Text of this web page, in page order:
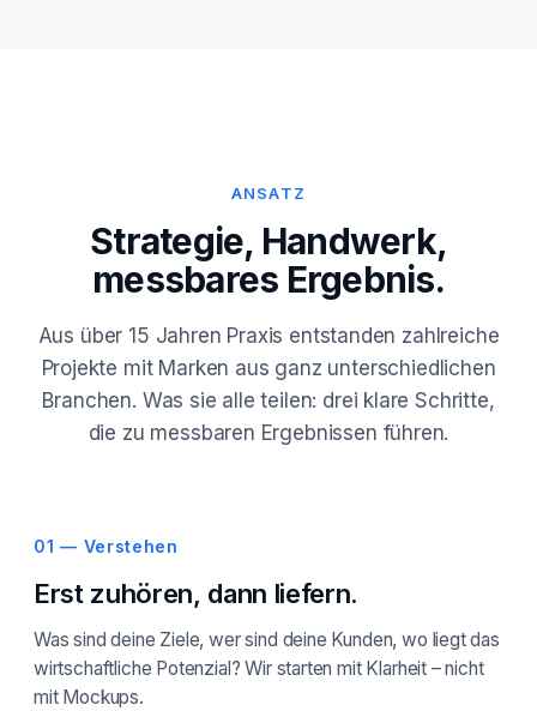
ANSATZ
Strategie, Handwerk,
messbares Ergebnis.
Aus über 15 Jahren Praxis entstanden zahlreiche
Projekte mit Marken aus ganz unterschiedlichen
Branchen. Was sie alle teilen: drei klare Schritte,
die zu messbaren Ergebnissen führen.
01 — Verstehen
Erst zuhören, dann liefern.
Was sind deine Ziele, wer sind deine Kunden, wo liegt das
wirtschaftliche Potenzial? Wir starten mit Klarheit – nicht
mit Mockups.